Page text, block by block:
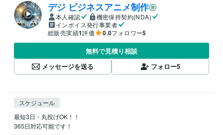
デジ ビジネスアニメ制作
本人確認
機密保持契約(NDA)
インボイス発行事業者
総販売実績1評価 0.0フォロワー5
無料で見積り相談
メッセージを送る
フォロー5
スケジュール
最短3日・丸投げOK！！
365日対応可能です！